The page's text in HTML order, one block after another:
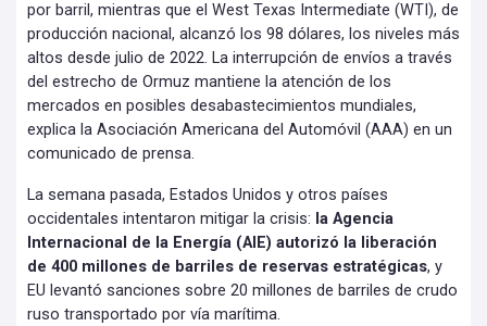
por barril, mientras que el West Texas Intermediate (WTI), de
producción nacional, alcanzó los 98 dólares, los niveles más
altos desde julio de 2022. La interrupción de envíos a través
del estrecho de Ormuz mantiene la atención de los
mercados en posibles desabastecimientos mundiales,
explica la Asociación Americana del Automóvil (AAA) en un
comunicado de prensa.
La semana pasada, Estados Unidos y otros países
occidentales intentaron mitigar la crisis: la Agencia
Internacional de la Energía (AIE) autorizó la liberación
de 400 millones de barriles de reservas estratégicas, y
EU levantó sanciones sobre 20 millones de barriles de crudo
ruso transportado por vía marítima.